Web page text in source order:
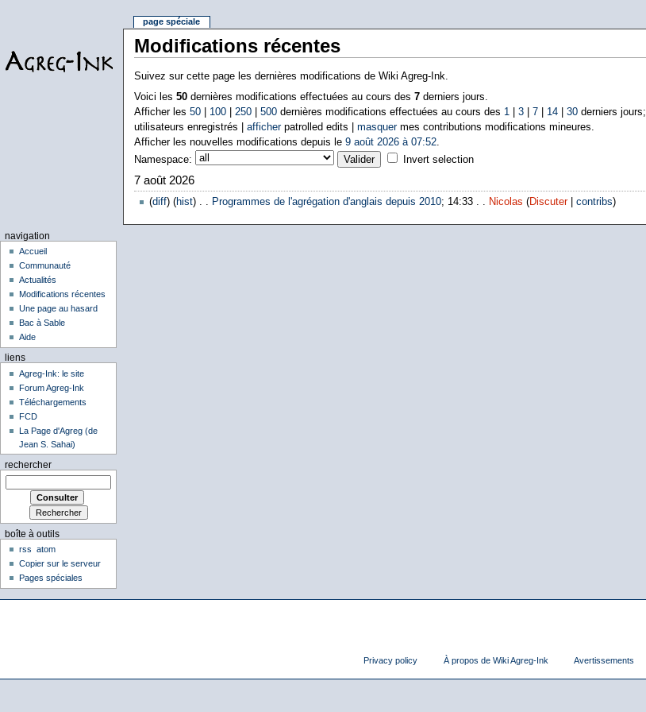
Modifications récentes
Suivez sur cette page les dernières modifications de Wiki Agreg-Ink.
Voici les 50dernières modifications effectuées au cours des 7derniers jours.
Afficher les 50| 100| 250| 500dernières modifications effectuées au cours des 1 3| 7| 14| 30derniers jours;
utilisateurs enregistrés | afficherpatrolled edits | masquermes contributions modifications mineures.
Afficher les nouvelles modifications depuis le 9 août 2026 à 07:52.
Namespace:
Invert selection
7 août 2026
(diff) (hist) . . Programmes de l'agrégation d'anglais depuis 2010; 14:33 . . Nicolas (Discuter| contribs)
page spéciale
navigation
Accueil
Communauté
Actualités
Modifications récentes
Une page au hasard
Bac à Sable
Aide
liens
Agreg-Ink: le site
Forum Agreg-Ink
Téléchargements
FCD
La Page d'Agreg (de
Jean S. Sahai)
rechercher
boîte à outils
rss
atom
Copier sur le serveur
Pages spéciales
Privacy policy À propos de Wiki Agreg-Ink Avertissements